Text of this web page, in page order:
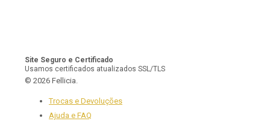
Site Seguro e Certificado
Usamos certificados atualizados SSL/TLS
© 2026 Fellicia.
Trocas e Devoluções
Ajuda e FAQ